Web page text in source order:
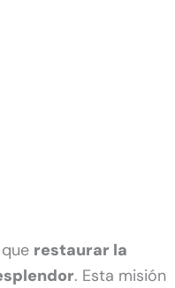
restaurar la
. Esta misión